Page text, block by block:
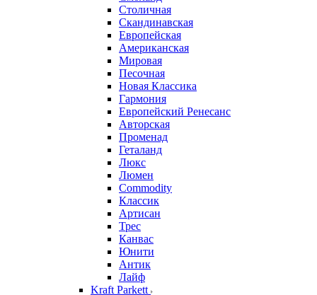
Столичная
Скандинавская
Европейская
Американская
Мировая
Песочная
Новая Классика
Гармония
Европейский Ренесанс
Авторская
Променад
Геталанд
Люкс
Люмен
Commodity
Классик
Артисан
Трес
Канвас
Юнити
Антик
Лайф
Kraft Parkett